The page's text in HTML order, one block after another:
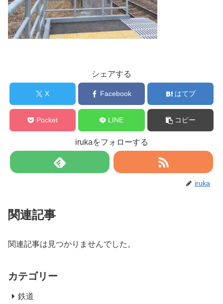
シェアする
X Facebook はてブ
Pocket LINE コピー
irukaをフォローする
iruka
関連記事
関連記事は見つかりませんでした。
カテゴリー
鉄道